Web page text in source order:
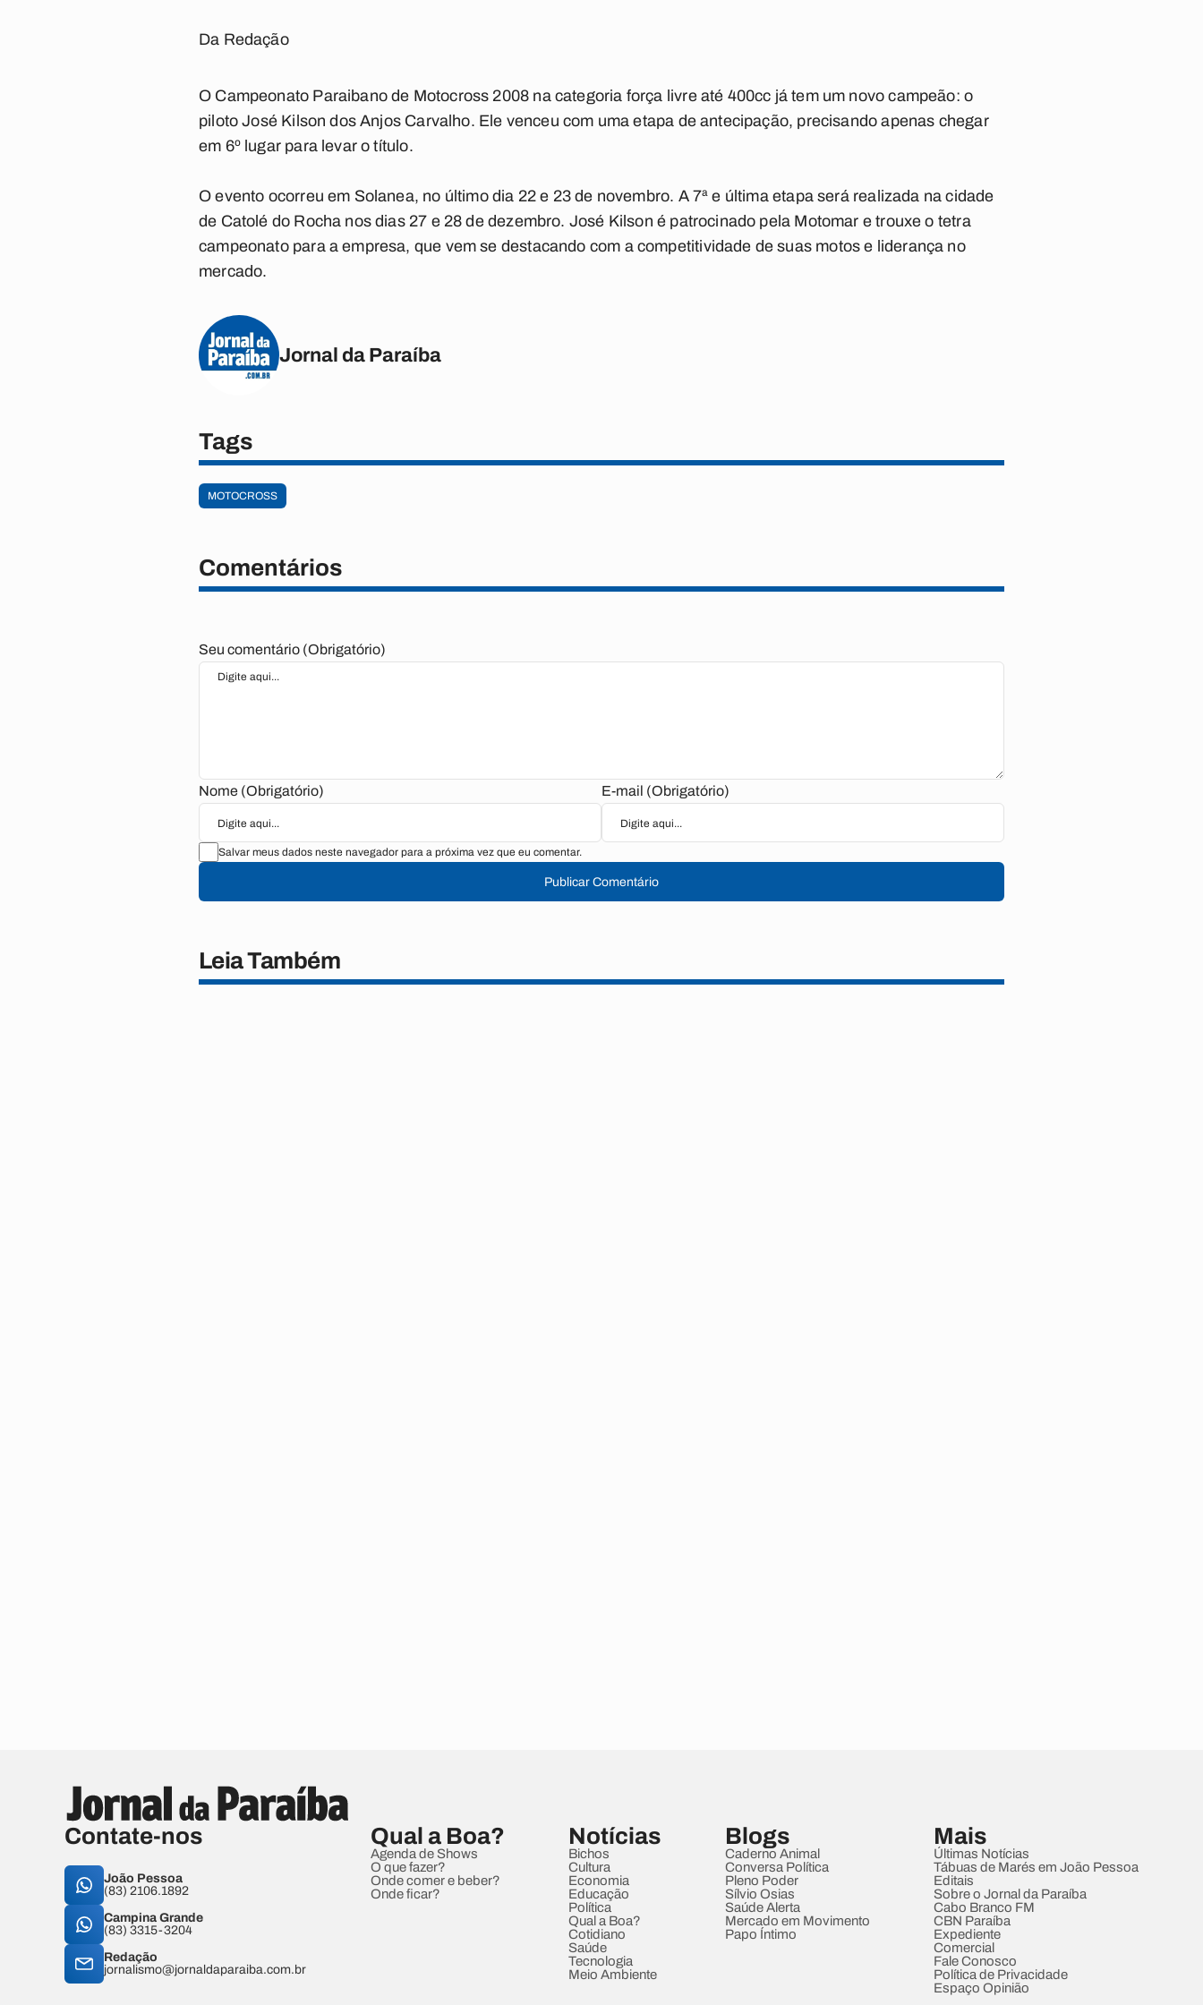
Da Redação
O Campeonato Paraibano de Motocross 2008 na categoria força livre até 400cc já tem um novo campeão: o
piloto José Kilson dos Anjos Carvalho. Ele venceu com uma etapa de antecipação, precisando apenas chegar
em 6º lugar para levar o título.
O evento ocorreu em Solanea, no último dia 22 e 23 de novembro. A 7ª e última etapa será realizada na cidade
de Catolé do Rocha nos dias 27 e 28 de dezembro. José Kilson é patrocinado pela Motomar e trouxe o tetra
campeonato para a empresa, que vem se destacando com a competitividade de suas motos e liderança no
mercado.
Jornal da Paraíba
Tags
MOTOCROSS
Comentários
Seu comentário (Obrigatório)
Nome (Obrigatório) E-mail (Obrigatório)
Salvar meus dados neste navegador para a próxima vez que eu comentar.
Publicar Comentário
Leia Também
Contate-nos
João Pessoa
(83) 2106.1892
Campina Grande
(83) 3315-3204
Redação
jornalismo@jornaldaparaiba.com.br
Qual a Boa?
Agenda de Shows
O que fazer?
Onde comer e beber?
Onde ficar?
Notícias
Bichos
Cultura
Economia
Educação
Política
Qual a Boa?
Cotidiano
Saúde
Tecnologia
Meio Ambiente
Blogs
Caderno Animal
Conversa Política
Pleno Poder
Sílvio Osias
Saúde Alerta
Mercado em Movimento
Papo Íntimo
Mais
Últimas Notícias
Tábuas de Marés em João Pessoa
Editais
Sobre o Jornal da Paraíba
Cabo Branco FM
CBN Paraíba
Expediente
Comercial
Fale Conosco
Política de Privacidade
Espaço Opinião